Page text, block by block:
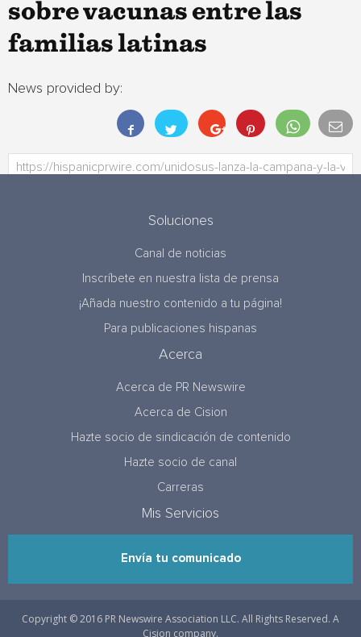
sobre vacunas entre las
familias latinas
News provided by:
Soluciones
Canal de noticias
Inscríbete en nuestra lista de prensa
¡Añada nuestro contenido a tu página!
Para publicaciones hispanas
Acerca
Acerca de PR Newswire
Acerca de Cision
Hazte socio de sindicación de contenido
Hazte socio de canal
Carreras
Mis Servicios
Envía tu comunicado
Copyright © 2016 PR Newswire Association LLC. All Rights Reserved. A
Cision company.